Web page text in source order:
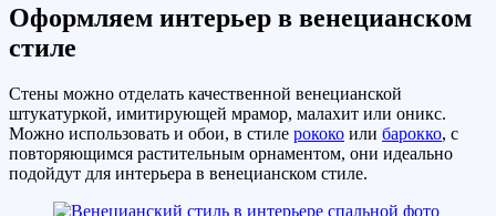
Оформляем интерьер в венецианском
стиле
Стены можно отделать качественной венецианской
штукатуркой, имитирующей мрамор, малахит или оникс.
Можно использовать и обои, в стиле рококо или барокко, с
повторяющимся растительным орнаментом, они идеально
подойдут для интерьера в венецианском стиле.